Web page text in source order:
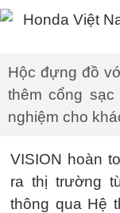
Hộc đựng đồ
thêm cổng
nghiệm cho
VISION hoàn
ra thị trường
thông qua Hệ